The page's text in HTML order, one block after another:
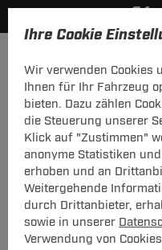
Ihre Cookie
Wir verwenden Cookies
Ihnen für Ihr Fahrzeug
bieten. Dazu zählen
die Steuerung unserer
Klick auf "Zustimmen"
anonyme Statistiken
erhoben und an
Weitergehende
durch Drittanbieter,
sowie in unserer
Verwendung von
Mein Konto
Falls Sie schon Kunde
hier mit Ihrer E-Mail-
Ich bin bereits Kunde
Bitte mit E-Mail-Adresse
E-Mail: